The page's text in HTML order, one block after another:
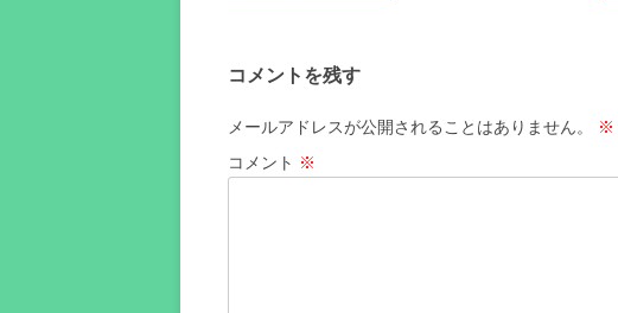
ゲ
ー
シ
コメントを残す
メールアドレスが公開されることはありません。 ※
コメント ※